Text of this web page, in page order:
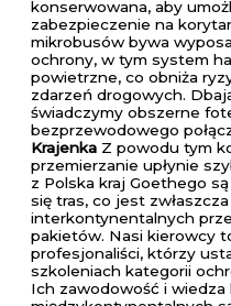
konserwowana, aby
zabezpieczenie na
mikrobusów bywa
ochrony, w tym system
powietrzne, co obniża
zdarzeń drogowych.
świadczymy obszerne
bezprzewodowego
Krajenka Z powodu tym
przemierzanie upłynie
z Polska kraj Goethego
się tras, co jest
interkontynentalnych
pakietów. Nasi kierowcy
profesjonaliści, którzy
szkoleniach kategorii
Ich zawodowość i wiedza